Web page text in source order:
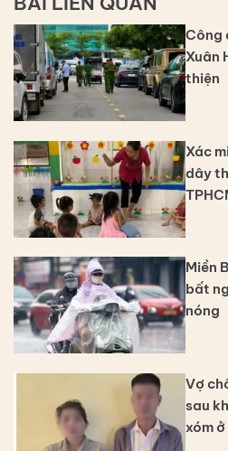
Công
Xuân
thiện
Xác
dây
Miền
bất
nóng
Vợ
sau
xóm